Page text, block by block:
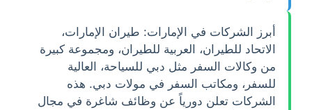
أبرز الشركات في الإمارات: طيران الإمارات،
الاتحاد للطيران، العربية للطيران، ومجموعة كبيرة
من وكالات السفر مثل دبي للسياحة، العالية
للسفر، ومكاتب السفر في مولات دبي. هذه
الشركات تعلن دورياً عن وظائف شاغرة في مجال